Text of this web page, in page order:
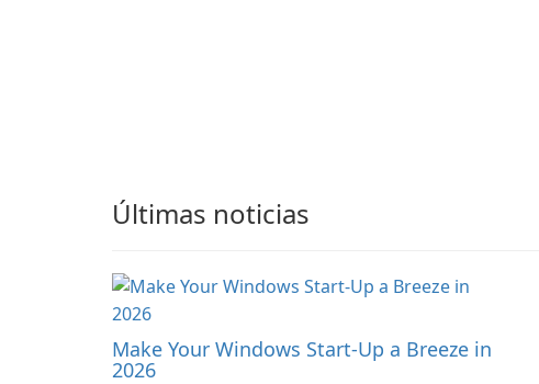
Últimas noticias
Make Your Windows Start-Up a Breeze in
2026